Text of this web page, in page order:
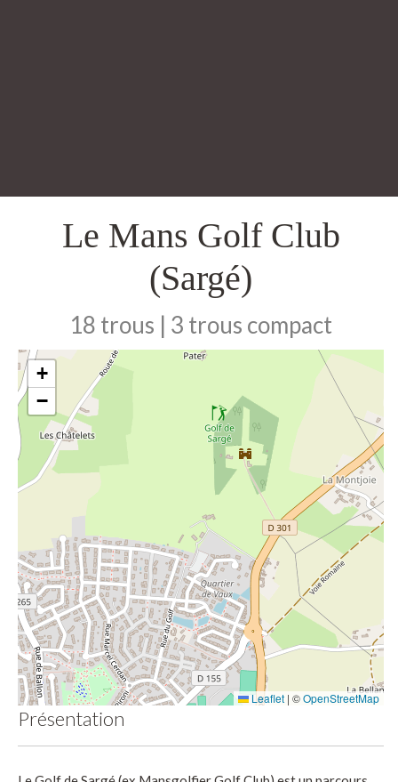
Le Mans Golf Club
(Sargé)
18 trous | 3 trous compact
+
−
Leaflet | ©OpenStreetMap
Présentation